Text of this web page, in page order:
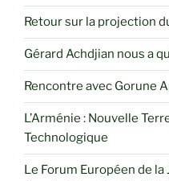
Retour sur la projection
Gérard Achdjian nous a
Rencontre avec Gorune
L’Arménie : Nouvelle
Technologique
Le Forum Européen de